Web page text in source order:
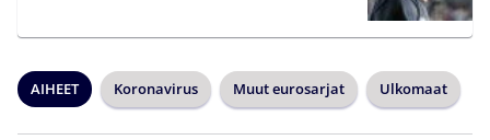
AIHEET Koronavirus Muut eurosarjat Ulkomaat